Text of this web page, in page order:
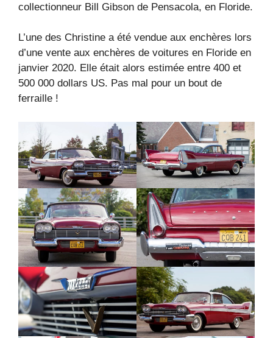
collectionneur Bill Gibson de Pensacola, en Floride.
L’une des Christine a été vendue aux enchères lors
d’une vente aux enchères de voitures en Floride en
janvier 2020. Elle était alors estimée entre 400 et
500 000 dollars US. Pas mal pour un bout de
ferraille !